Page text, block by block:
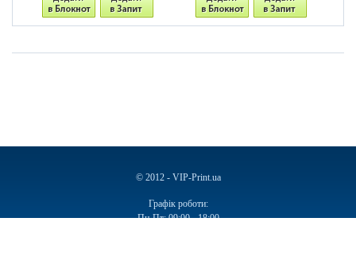
© 2012 - VIP-Print.ua
Графік роботи:
Пн-Пт: 09:00 - 18:00